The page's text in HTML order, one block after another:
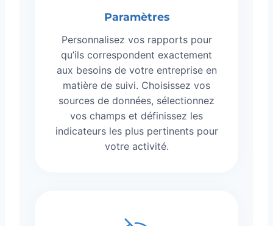
Paramètres
Personnalisez vos rapports pour
qu’ils correspondent exactement
aux besoins de votre entreprise en
matière de suivi. Choisissez vos
sources de données, sélectionnez
vos champs et définissez les
indicateurs les plus pertinents pour
votre activité.